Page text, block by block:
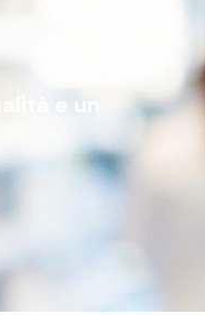
e un